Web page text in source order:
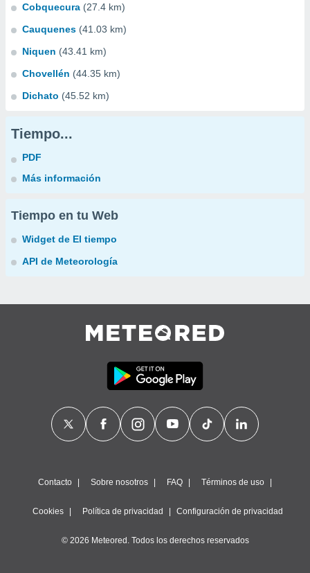
Cobquecura (27.4 km)
Cauquenes (41.03 km)
Niquen (43.41 km)
Chovellén (44.35 km)
Dichato (45.52 km)
Tiempo...
PDF
Más información
Tiempo en tu Web
Widget de El tiempo
API de Meteorología
Contacto Sobre nosotros FAQ Términos de uso
Cookies Política de privacidad Configuración de privacidad
© 2026 Meteored. Todos los derechos reservados